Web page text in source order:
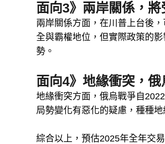
面向3》兩岸關係，
兩岸關係方面，在川普上台後
全與霸權地位，但實際政策的
勢。
面向4》地緣衝突，
地緣衝突方面，俄烏戰爭自
局勢變化有惡化的疑慮，種種
綜合以上，預估2025年全年交